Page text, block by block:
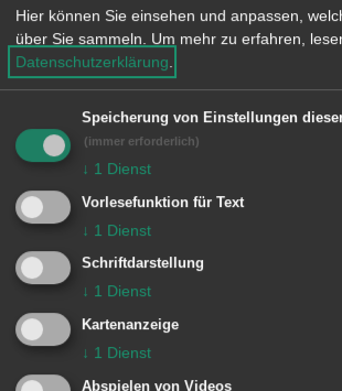
Nutzung oder
Sie - untergliedert nach
direkt auf aalen.de unter
Navigationspunkt "Leben in
Wohnen in Aalen /
Bauplätze
Darin erhalten Sie Details zu
Baugebieten inklusive
Grundstückspreisen und
Hier können Sie einsehen und anpassen,
über Sie sammeln.
Um mehr zu erfahren,
Datenschutzerklärung
Speicherung von Einstellungen
(immer erforderlich)
↓ 1 Dienst
Vorlesefunktion für Text
↓ 1 Dienst
Schriftdarstellung
↓ 1 Dienst
Kartenanzeige
↓ 1 Dienst
Abspielen von Videos